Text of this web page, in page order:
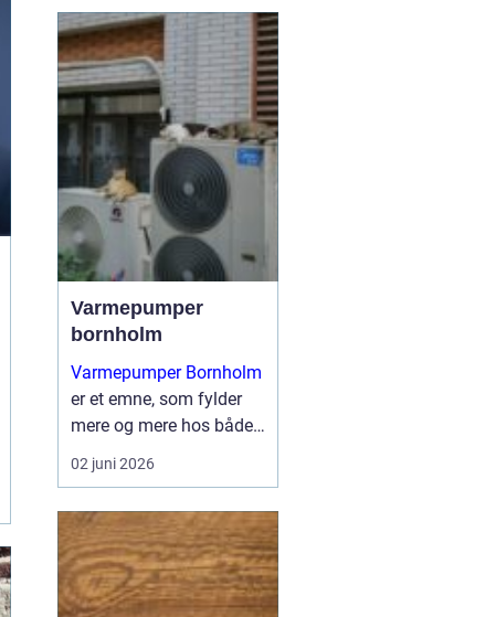
spiller VVS-faget en
vigtig rolle i hverdagen,
fordi både ældre huse og
nyere byggeri stiller krav
til sikr...
Varmepumper
bornholm
Varmepumper Bornholm
er et emne, som fylder
mere og mere hos både
private og virksomheder,
der ønsker en billigere og
opvarmning. Mange
husstande står med
ældre olie- eller
elvarmel...
02 juni 2026